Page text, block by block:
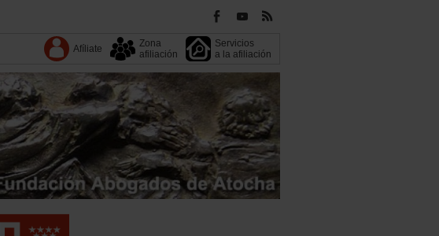
Afíliate
Zona
afiliación
Servicios
a la afiliación